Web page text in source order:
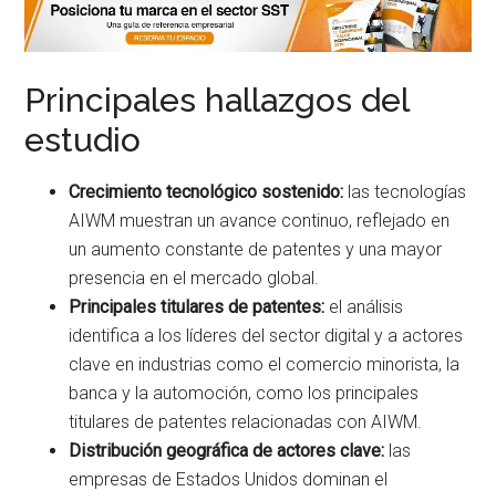
Principales hallazgos del
estudio
Crecimiento tecnológico sostenido: las tecnologías
AIWM muestran un avance continuo, reflejado en
un aumento constante de patentes y una mayor
presencia en el mercado global.
Principales titulares de patentes: el análisis
identifica a los líderes del sector digital y a actores
clave en industrias como el comercio minorista, la
banca y la automoción, como los principales
titulares de patentes relacionadas con AIWM.
Distribución geográfica de actores clave: las
empresas de Estados Unidos dominan el